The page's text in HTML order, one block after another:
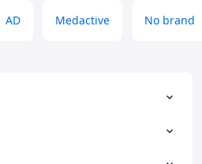
AD Medactive No brand